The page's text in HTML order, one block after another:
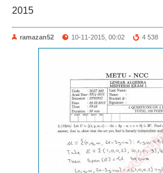
2015
ramazan52 10-11-2015, 00:02 4 538